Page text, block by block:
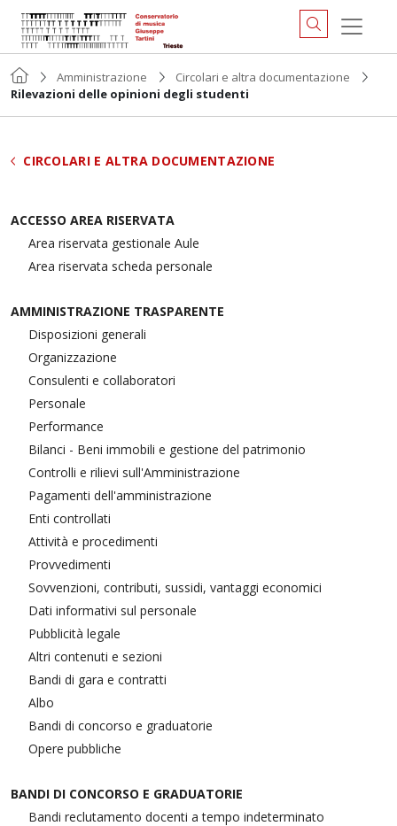
Amministrazione
Circolari e altra documentazione
Rilevazioni delle opinioni degli studenti
CIRCOLARI E ALTRA DOCUMENTAZIONE
ACCESSO AREA RISERVATA
Area riservata gestionale Aule
Area riservata scheda personale
AMMINISTRAZIONE TRASPARENTE
Disposizioni generali
Organizzazione
Consulenti e collaboratori
Personale
Performance
Bilanci - Beni immobili e gestione del patrimonio
Controlli e rilievi sull'Amministrazione
Pagamenti dell'amministrazione
Enti controllati
Attività e procedimenti
Provvedimenti
Sovvenzioni, contributi, sussidi, vantaggi economici
Dati informativi sul personale
Pubblicità legale
Altri contenuti e sezioni
Bandi di gara e contratti
Albo
Bandi di concorso e graduatorie
Opere pubbliche
BANDI DI CONCORSO E GRADUATORIE
Bandi reclutamento docenti a tempo indeterminato